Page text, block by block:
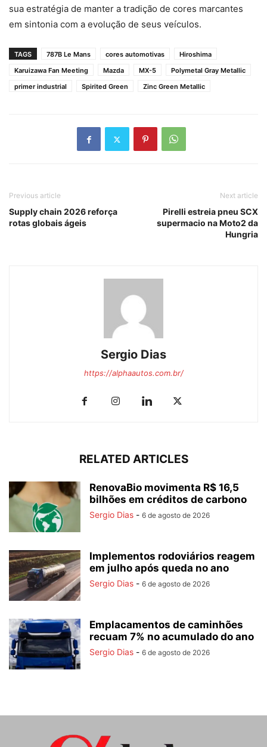
sua estratégia de manter a tradição de cores marcantes
em sintonia com a evolução de seus veículos.
TAGS 787B Le Mans cores automotivas
Hiroshima
Karuizawa Fan Meeting
Mazda MX-5
Polymetal Gray Metallic
primer industrial
Spirited Green Zinc Green Metallic
Previous article
Supply chain 2026 reforça
rotas globais ágeis
Next article
Pirelli estreia pneu SCX
supermacio na Moto2 da
Hungria
Sergio Dias
https://alphaautos.com.br/
RELATED ARTICLES
RenovaBio movimenta R$ 16,5
bilhões em créditos de carbono
Sergio Dias - 6 de agosto de 2026
Implementos rodoviários reagem
em julho após queda no ano
Sergio Dias - 6 de agosto de 2026
Emplacamentos de caminhões
recuam 7% no acumulado do ano
Sergio Dias - 6 de agosto de 2026